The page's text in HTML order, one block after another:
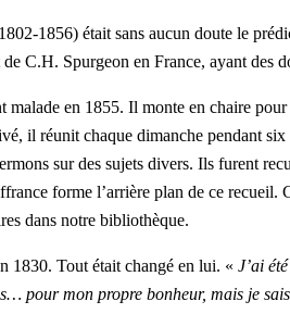
1856) était sans aucun doute le
de C.H. Spurgeon en France, ayant des
malade en 1855. Il monte en chaire
il réunit chaque dimanche pendant
sur des sujets divers. Ils furent
forme l’arrière plan de ce recueil.
dans notre bibliothèque.
1830. Tout était changé en lui. « J’ai
pour mon propre bonheur, mais je